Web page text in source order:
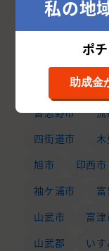
船橋
八
習志野市
四街道市
木
旭市
印西市
袖ケ浦市
山武市
富津
山武郡
い
私の地
ポ
助成金